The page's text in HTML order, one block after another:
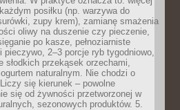
posiłku (np. warzywa do
zupy krem), zamianę smażenia
oliwy na duszenie czy pieczenie,
po kasze, pełnoziarniste
pieczywo, 2–3 porcje ryb tygodniowo,
słodkich przekąsek orzechami,
naturalnym. Nie chodzi o
się kierunek – powolne
się od żywności przetworzonej w
sezonowych produktów. 5.